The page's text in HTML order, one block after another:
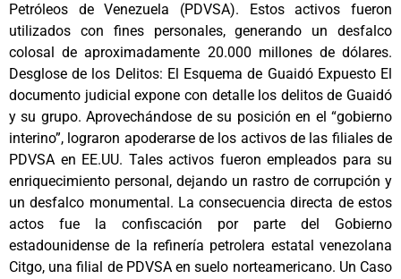
Petróleos de Venezuela (PDVSA). Estos activos fueron
utilizados con fines personales, generando un desfalco
colosal de aproximadamente 20.000 millones de dólares.
Desglose de los Delitos: El Esquema de Guaidó Expuesto El
documento judicial expone con detalle los delitos de Guaidó
y su grupo. Aprovechándose de su posición en el “gobierno
interino”, lograron apoderarse de los activos de las filiales de
PDVSA en EE.UU. Tales activos fueron empleados para su
enriquecimiento personal, dejando un rastro de corrupción y
un desfalco monumental. La consecuencia directa de estos
actos fue la confiscación por parte del Gobierno
estadounidense de la refinería petrolera estatal venezolana
Citgo, una filial de PDVSA en suelo norteamericano. Un Caso